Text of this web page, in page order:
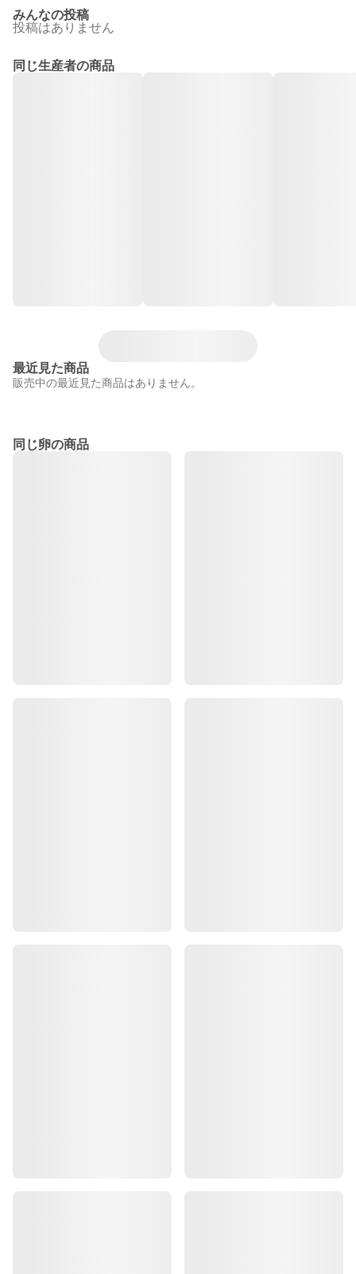
みんなの投稿
投稿はありません
同じ生産者の商品
最近見た商品
販売中の最近見た商品はありません。
同じ卵の商品